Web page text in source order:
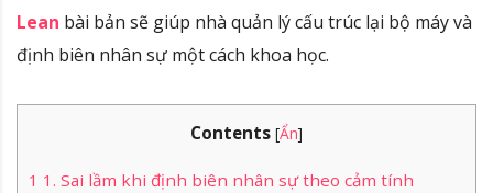
Lean bài bản sẽ giúp nhà quản lý cấu trúc lại bộ máy và
định biên nhân sự một cách khoa học.
Contents [Ẩn]
1 1. Sai lầm khi định biên nhân sự theo cảm tính